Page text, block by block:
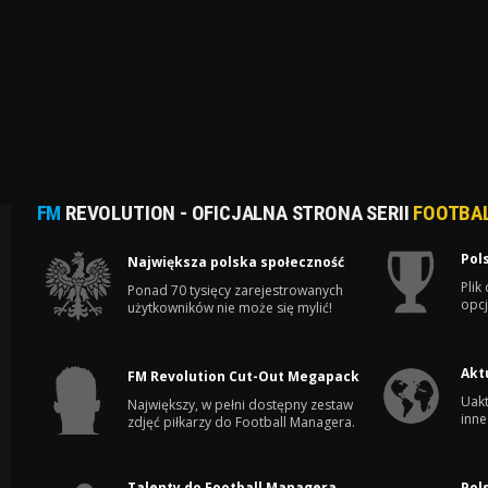
FM REVOLUTION - OFICJALNA STRONA SERII
Największa polska społeczność
Ponad 70 tysięcy zarejestrowanych
użytkowników nie może się mylić!
Plik
FM Revolution Cut-Out Megapack
Największy, w pełni dostępny zestaw
zdjęć piłkarzy do Football Managera.